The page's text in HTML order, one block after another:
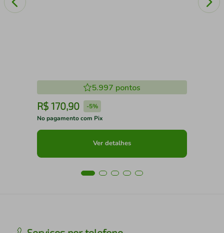
5.997 pontos
R$ 170,90 -5%
No pagamento com Pix
Ver detalhes